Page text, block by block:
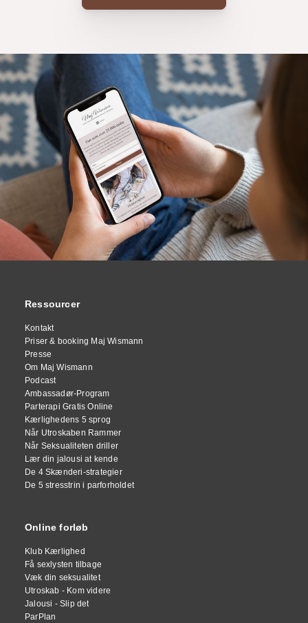
Ressourcer
Kontakt
Priser & booking Maj Wismann
Presse
Om Maj Wismann
Podcast
Ambassadør-Program
Parterapi Gratis Online
Kærlighedens 5 sprog
Når Utroskaben Rammer
Når Seksualiteten driller
Lær din jalousi at kende
De 4 Skænderi-strategier
De 5 stresstrin i parforholdet
Online forløb
Klub Kærlighed
Få sexlysten tilbage
Væk din seksualitet
Utroskab - Kom videre
Jalousi - Slip det
ParPlan